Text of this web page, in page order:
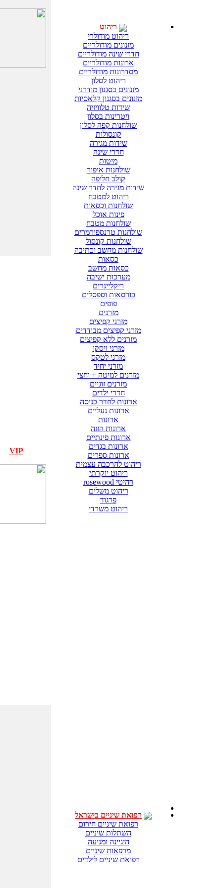
ריהוט
ריהוט מודולרי
מזנונים מודולריים
חדרי שינה מודולריים
ארונות מודולריים
מסדרונות מודולריים
ריהוט לסלון
מזנונים בסגנון מודרני
מזנונים בסגנון קלאסיות
שידות טלוויזיה
ויטרינות בסלון
שולחנות קפה לסלון
קונסולות
שידות מגירה
חדרי שינה
מיטות
שולחנות איפור
קולב חליפה
שידות מגירה לחדר שינה
ריהוט למטבח
שולחנות וכסאות
פינות אוכל
שולחנות מטבח
שולחנות טרנספורמרים
שולחנות קונסול
שולחנות מחשב וכתיבה
כסאות
כסאות מחשב
מערכות ישיבה
ריקליינרים
כורסאות וספסלים
פופים
מזרנים
מזרני קפיצים
מזרני קפיצים מבודדים
מזרנים ללא קפיצים
מזרני ויסקו
מזרני לטקס
מזרני יחיד
מזרנים למיטה + וחצי
מזרנים זוגיים
חדרי ילדים
ארונות לחדר כניסה
ארונות נעליים
ארונות
ארונות הזזה
ארונות פינתיים
ארונות בגדים
ארונות ספרים
ריהוט להרכבה עצמית
ריהוט יוקרתי
רהיטי rosewood
ריהוט משלים
פרגוד
ריהוט משרדי
רפואת שיניים בישראל
רפואת שיניים חירום
השתלות שיניים
היגיינה ומניעה
מרפאות שיניים
רפואת שיניים לילדים
VIP